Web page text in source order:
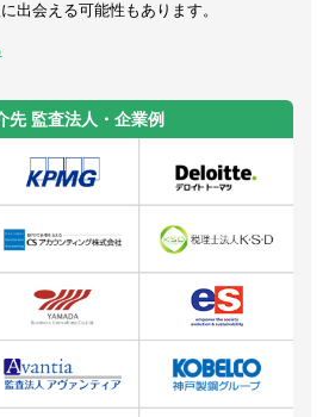
出会える可能性もあります。
先 監査法人・企業例